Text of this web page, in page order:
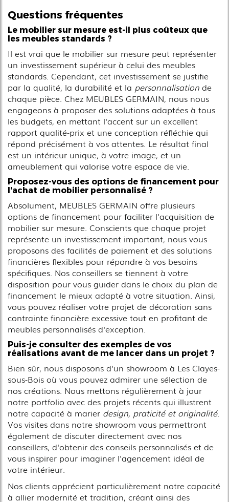
Questions fréquentes
Le mobilier sur mesure est-il plus coûteux que
les meubles standards ?
Il est vrai que le mobilier sur mesure peut représenter
un investissement supérieur à celui des meubles
standards. Cependant, cet investissement se justifie
par la qualité, la durabilité et la personnalisation de
chaque pièce. Chez MEUBLES GERMAIN, nous nous
engageons à proposer des solutions adaptées à tous
les budgets, en mettant l'accent sur un excellent
rapport qualité-prix et une conception réfléchie qui
répond précisément à vos attentes. Le résultat final
est un intérieur unique, à votre image, et un
ameublement qui valorise votre espace de vie.
Proposez-vous des options de financement pour
l'achat de mobilier personnalisé ?
Absolument, MEUBLES GERMAIN offre plusieurs
options de financement pour faciliter l'acquisition de
mobilier sur mesure. Conscients que chaque projet
représente un investissement important, nous vous
proposons des facilités de paiement et des solutions
financières flexibles pour répondre à vos besoins
spécifiques. Nos conseillers se tiennent à votre
disposition pour vous guider dans le choix du plan de
financement le mieux adapté à votre situation. Ainsi,
vous pouvez réaliser votre projet de décoration sans
contrainte financière excessive tout en profitant de
meubles personnalisés d'exception.
Puis-je consulter des exemples de vos
réalisations avant de me lancer dans un projet ?
Bien sûr, nous disposons d'un showroom à Les Clayes-
sous-Bois où vous pouvez admirer une sélection de
nos créations. Nous mettons régulièrement à jour
notre portfolio avec des projets récents qui illustrent
notre capacité à marier design, praticité et originalité.
Vos visites dans notre showroom vous permettront
également de discuter directement avec nos
conseillers, d'obtenir des conseils personnalisés et de
vous inspirer pour imaginer l'agencement idéal de
votre intérieur.
Nos clients apprécient particulièrement notre capacité
à allier modernité et tradition, créant ainsi des